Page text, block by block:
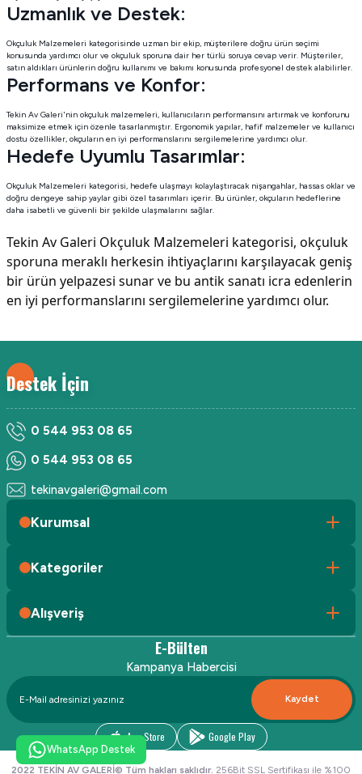
Uzmanlık ve Destek:
Okçuluk Malzemeleri kategorisinde uzman bir ekip, müşterilere doğru ürün seçimi
konusunda yardımcı olur ve okçuluk sporuna dair her türlü soruya cevap verir. Müşteriler,
satın aldıkları ürünlerin doğru kullanımı ve bakımı konusunda profesyonel destek alabilirler.
Performans ve Konfor:
Tekin Av Galeri'nin okçuluk malzemeleri, kullanıcıların performansını artırmak ve konforunu
maksimize etmek için özenle tasarlanmıştır. Ergonomik yapılar, hafif malzemeler ve kullanıcı
dostu özellikler, okçuların en iyi performanslarını sergilemelerine yardımcı olur.
Hedefe Uyumlu Tasarımlar:
Okçuluk Malzemeleri kategorisi, hedefe ulaşmayı kolaylaştıracak nişangahlar, hassas oklar ve
doğru dengeye sahip yaylar gibi özel tasarımları içerir. Bu ürünler, okçuların hedeflerine
daha isabetli ve güvenli bir şekilde ulaşmalarını sağlar.
Tekin Av Galeri Okçuluk Malzemeleri kategorisi, okçuluk
sporuna meraklı herkesin ihtiyaçlarını karşılayacak geniş
bir ürün yelpazesi sunar ve bu antik sanatı icra edenlerin
en iyi performanslarını sergilemelerine yardımcı olur.
Destek İçin
0 544 953 08 65
0 544 953 08 65
tekinavgaleri@gmail.com
Kurumsal
Kategoriler
Alışveriş
E-Bülten
Kampanya Habercisi
Kaydet
App Store Google Play
2022 TEKİN AV GALERİ© Tüm hakları saklıdır. 256Bit SSL Sertifikası ile %100
WhatsApp Destek